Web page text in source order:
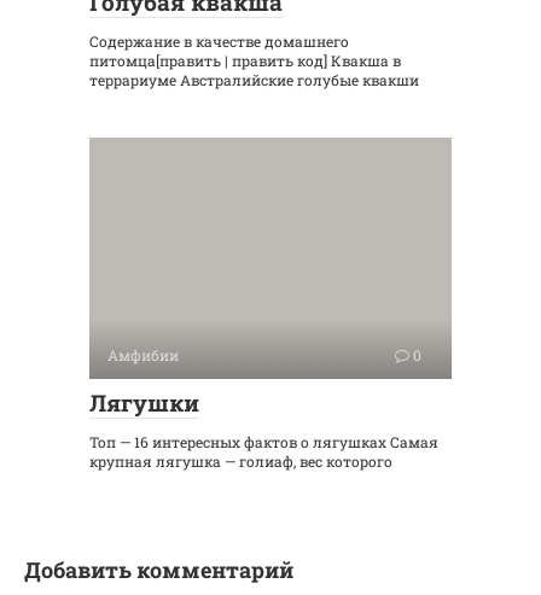
Содержание в качестве домашнего
питомца[править | править код] Квакша в
террариуме Австралийские голубые квакши
Амфибии 0
Лягушки
Топ — 16 интересных фактов о лягушках Самая
крупная лягушка — голиаф, вес которого
Добавить комментарий